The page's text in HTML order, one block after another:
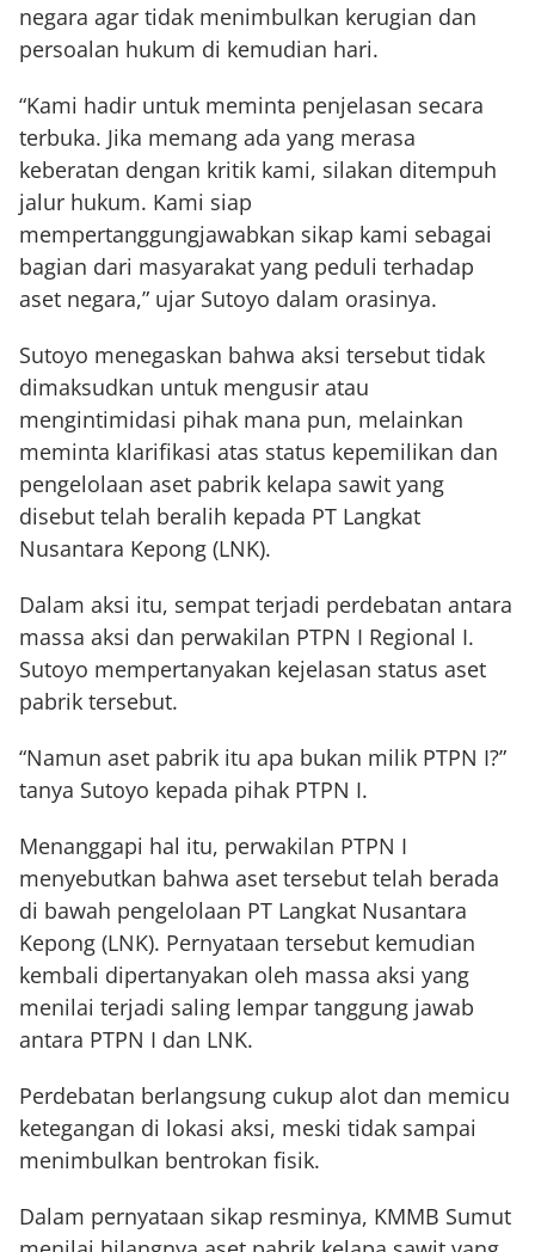
negara agar tidak menimbulkan kerugian dan
persoalan hukum di kemudian hari.
“Kami hadir untuk meminta penjelasan secara
terbuka. Jika memang ada yang merasa
keberatan dengan kritik kami, silakan ditempuh
jalur hukum. Kami siap
mempertanggungjawabkan sikap kami sebagai
bagian dari masyarakat yang peduli terhadap
aset negara,” ujar Sutoyo dalam orasinya.
Sutoyo menegaskan bahwa aksi tersebut tidak
dimaksudkan untuk mengusir atau
mengintimidasi pihak mana pun, melainkan
meminta klarifikasi atas status kepemilikan dan
pengelolaan aset pabrik kelapa sawit yang
disebut telah beralih kepada PT Langkat
Nusantara Kepong (LNK).
Dalam aksi itu, sempat terjadi perdebatan antara
massa aksi dan perwakilan PTPN I Regional I.
Sutoyo mempertanyakan kejelasan status aset
pabrik tersebut.
“Namun aset pabrik itu apa bukan milik PTPN I?”
tanya Sutoyo kepada pihak PTPN I.
Menanggapi hal itu, perwakilan PTPN I
menyebutkan bahwa aset tersebut telah berada
di bawah pengelolaan PT Langkat Nusantara
Kepong (LNK). Pernyataan tersebut kemudian
kembali dipertanyakan oleh massa aksi yang
menilai terjadi saling lempar tanggung jawab
antara PTPN I dan LNK.
Perdebatan berlangsung cukup alot dan memicu
ketegangan di lokasi aksi, meski tidak sampai
menimbulkan bentrokan fisik.
Dalam pernyataan sikap resminya, KMMB Sumut